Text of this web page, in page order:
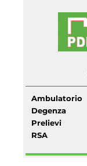
Ambulatorio
Degenza
Prelievi
RSA